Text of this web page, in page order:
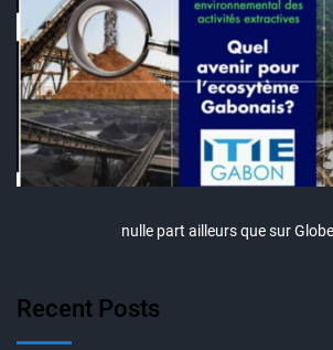
nulle part ailleurs que sur
Recent Posts